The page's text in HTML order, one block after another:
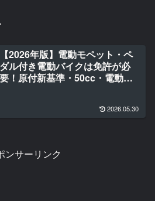
【2026年版】電動モペット・ペ
ダル付き電動バイクは免許が必
要！原付新基準・50cc・電動バ
2026.05.30
ンサーリンク